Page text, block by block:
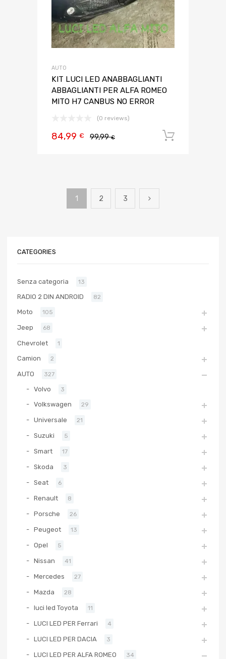
AUTO
KIT LUCI LED ANABBAGLIANTI
ABBAGLIANTI PER ALFA ROMEO
MITO H7 CANBUS NO ERROR
(0 reviews)
99,99€
84,99 €
1 2 3
CATEGORIES
Senza categoria 13
RADIO 2 DIN ANDROID 82
Moto 105
Jeep 68
Chevrolet 1
Camion 2
AUTO 327
Volvo 3
Volkswagen 29
Universale 21
Suzuki 5
Smart 17
Skoda 3
Seat 6
Renault 8
Porsche 26
Peugeot 13
Opel 5
Nissan 41
Mercedes 27
Mazda 28
luci led Toyota 11
LUCI LED PER Ferrari 4
LUCI LED PER DACIA 3
LUCI LED PER ALFA ROMEO 34